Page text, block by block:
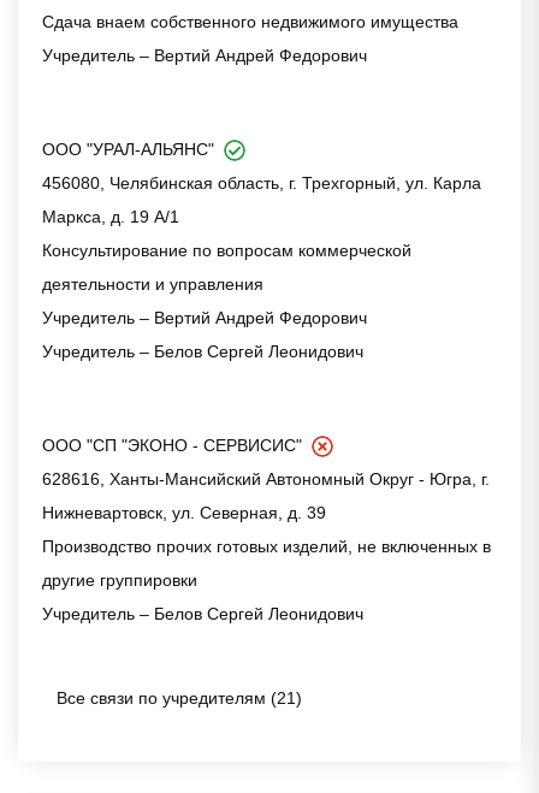
Сдача внаем собственного недвижимого имущества
Учредитель – Вертий Андрей Федорович
ООО "УРАЛ-АЛЬЯНС"
456080, Челябинская область, г. Трехгорный, ул. Карла
Маркса, д. 19 А/1
Консультирование по вопросам коммерческой
деятельности и управления
Учредитель – Вертий Андрей Федорович
Учредитель – Белов Сергей Леонидович
ООО "СП "ЭКОНО - СЕРВИСИС"
628616, Ханты-Мансийский Автономный Округ - Югра, г.
Нижневартовск, ул. Северная, д. 39
Производство прочих готовых изделий, не включенных в
другие группировки
Учредитель – Белов Сергей Леонидович
Все связи по учредителям (21)